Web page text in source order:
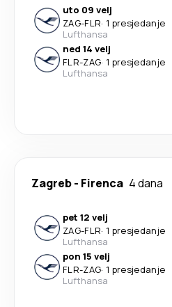
uto 09 velj
ZAG-FLR· 1 presjedanje
Lufthansa
ned 14 velj
FLR-ZAG· 1 presjedanje
Lufthansa
Zagreb- Firenca 4 dana
pet 12 velj
ZAG-FLR· 1 presjedanje
Lufthansa
pon 15 velj
FLR-ZAG· 1 presjedanje
Lufthansa